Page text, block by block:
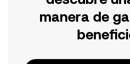
manera de